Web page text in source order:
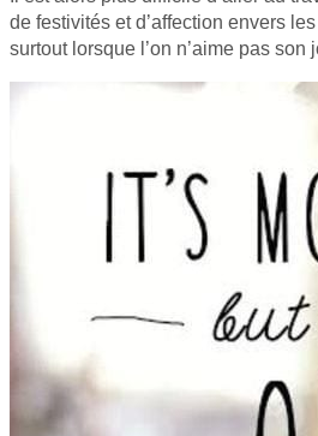
de festivités et d’affection envers
surtout lorsque l’on n’aime pas son